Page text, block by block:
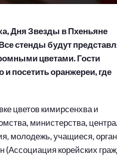
Дня Звезды в Пхеньяне
стенды будут
цветами. Гости
посетить оранжереи, где
цветов кимирсенхва и
министерства,
молодежь, учащиеся,
(Ассоциация корейских